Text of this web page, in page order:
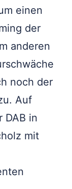
einen
der
anderen
noch der
Auf
DAB in
mit